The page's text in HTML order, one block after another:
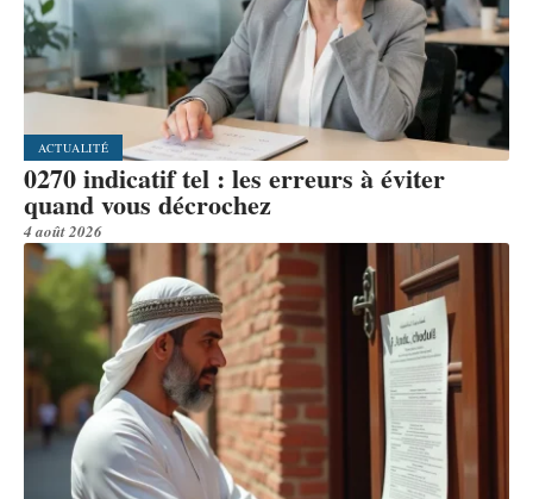
ACTUALITÉ
0270 indicatif tel : les erreurs à éviter
quand vous décrochez
4 août 2026